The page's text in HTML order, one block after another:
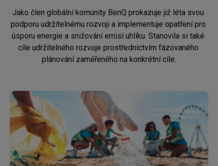
Jako člen globální komunity BenQ prokazuje již léta svou
podporu udržitelnému rozvoji a implementuje opatření pro
úsporu energie a snižování emisí uhlíku. Stanovila si také
cíle udržitelného rozvoje prostřednictvím fázovaného
plánování zaměřeného na konkrétní cíle.